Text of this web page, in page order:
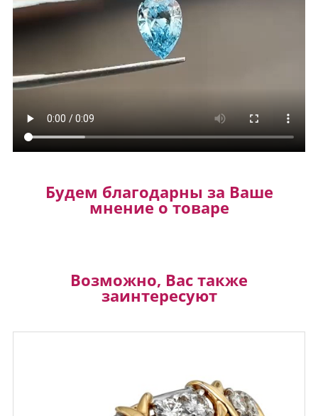
Будем благодарны за Ваше
мнение о товаре
Возможно, Вас также
заинтересуют